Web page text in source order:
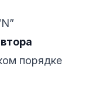
порядке